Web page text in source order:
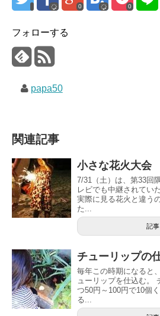
0 0
フォローする
papa50
関連記事
小さな花火大会
7/31（土）は、第33回
レビでも中継されてい
実際に見る花火と違う
た...
記
チューリップの
毎年この時期になると
ューリップを仕込む。
つ50円～100円で10個
る...